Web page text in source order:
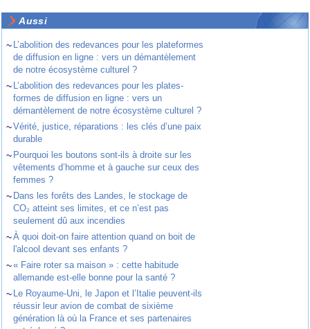
Aussi
~ L’abolition des redevances pour les plateformes
de diffusion en ligne : vers un démantèlement
de notre écosystème culturel ?
~ L’abolition des redevances pour les plates-
formes de diffusion en ligne : vers un
démantèlement de notre écosystème culturel ?
~Vérité, justice, réparations : les clés d’une paix
durable
~ Pourquoi les boutons sont-ils à droite sur les
vêtements d’homme et à gauche sur ceux des
femmes ?
~ Dans les forêts des Landes, le stockage de
CO₂ atteint ses limites, et ce n’est pas
seulement dû aux incendies
~À quoi doit-on faire attention quand on boit de
l'alcool devant ses enfants ?
~« Faire roter sa maison » : cette habitude
allemande est-elle bonne pour la santé ?
~ Le Royaume-Uni, le Japon et l’Italie peuvent-ils
réussir leur avion de combat de sixième
génération là où la France et ses partenaires